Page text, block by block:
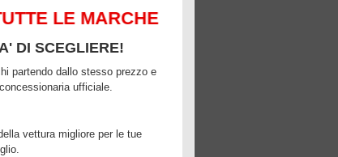
LE MARCHE
DI SCEGLIERE!
partendo dallo stesso prezzo e
ufficiale.
vettura migliore per le tue